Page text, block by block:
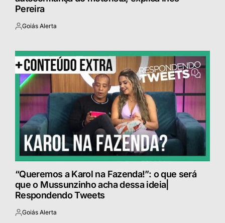
Pereira
Postado
Goiás Alerta
“Queremos a Karol na Fazenda!”: o que será
que o Mussunzinho acha dessa ideia|
Respondendo Tweets
Postado
Goiás Alerta